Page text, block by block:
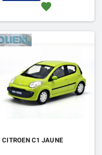
favorite
CITROEN C1 JAUNE